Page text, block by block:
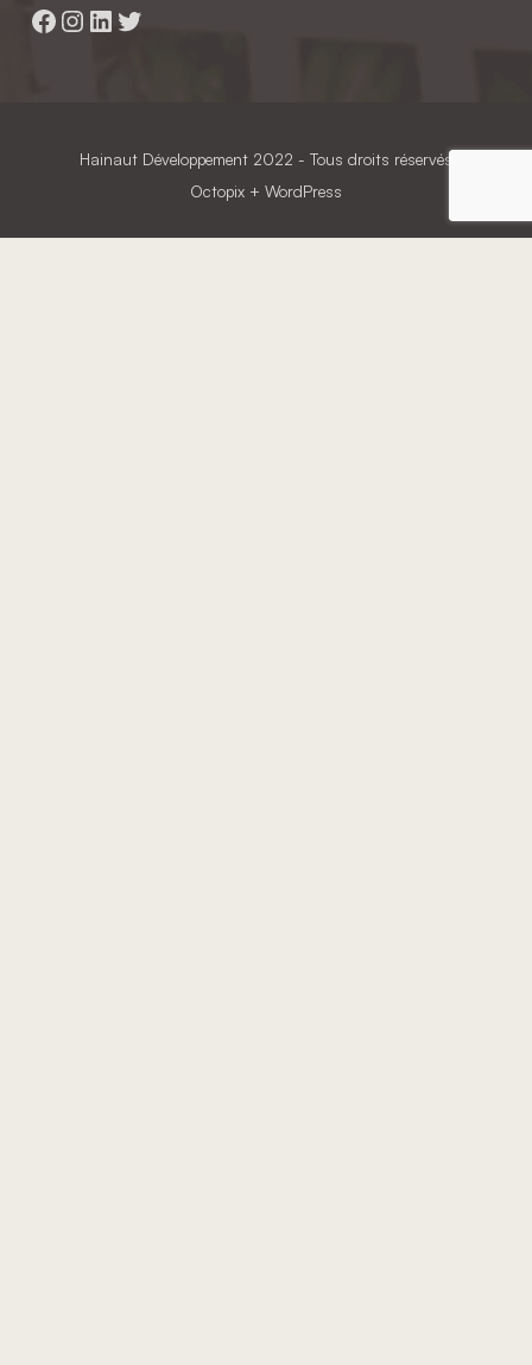
Facebook
Instagram
LinkedIn
Twitter
Hainaut Développement 2022 - Tous droits réservés
Octopix + WordPress